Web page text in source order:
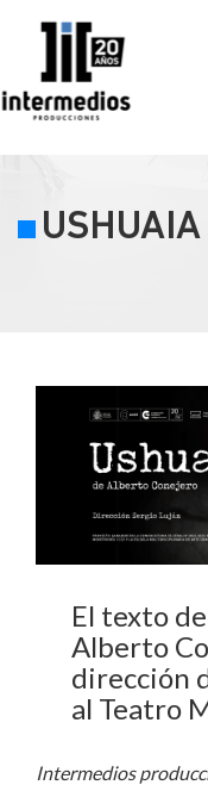
El texto
Alberto
dirección
al Teatro
Intermedios